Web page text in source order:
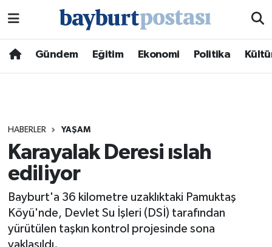
Gündem Eğitim Ekonomi Politika
HABERLER YAŞAM
Karayalak Deresi ıslah
ediliyor
Bayburt'a 36 kilometre uzaklıktaki Pamuktaş
Köyü'nde, Devlet Su İşleri (DSİ) tarafından
yürütülen taşkın kontrol projesinde sona
Hava Durumu
Süper Lig Puan Durumu ve Fikstür
Tüm Manşetler
Son Dakika Haberleri